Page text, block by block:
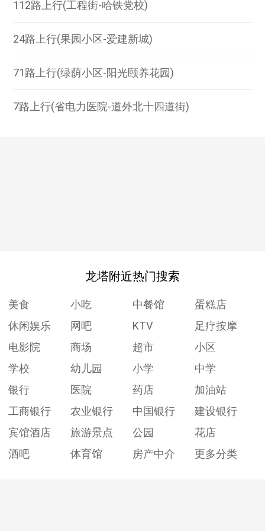
112路上行(工程街-哈铁党校)
24路上行(果园小区-爱建新城)
71路上行(绿荫小区-阳光颐养花园)
7路上行(省电力医院-道外北十四道街)
龙塔附近热门搜索
美食 小吃 中餐馆
蛋糕店
休闲娱乐
网吧 KTV
足疗按摩
电影院
商场 超市
小区
学校
幼儿园 小学
中学
银行
医院 药店
加油站
工商银行
农业银行 中国银行
建设银行
宾馆酒店
旅游景点 公园
花店
酒吧
体育馆 房产中介 更多分类